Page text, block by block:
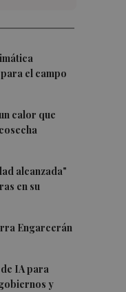
el campo
calor que
alcanzada"
en su
Engarcerán
IA para
y